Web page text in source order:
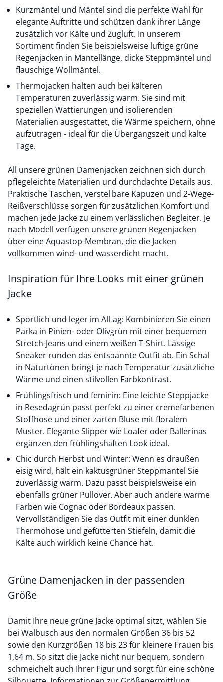
Kurzmäntel und Mäntel sind die perfekte Wahl für
elegante Auftritte und schützen dank ihrer Länge
zusätzlich vor Kälte und Zugluft. In unserem
Sortiment finden Sie beispielsweise luftige grüne
Regenjacken in Mantellänge, dicke Steppmäntel und
flauschige Wollmäntel.
Thermojacken halten auch bei kälteren
Temperaturen zuverlässig warm. Sie sind mit
speziellen Wattierungen und isolierenden
Materialien ausgestattet, die Wärme speichern, ohne
aufzutragen - ideal für die Übergangszeit und kalte
Tage.
All unsere grünen Damenjacken zeichnen sich durch
pflegeleichte Materialien und durchdachte Details aus.
Praktische Taschen, verstellbare Kapuzen und 2-Wege-
Reißverschlüsse sorgen für zusätzlichen Komfort und
machen jede Jacke zu einem verlässlichen Begleiter. Je
nach Modell verfügen unsere grünen Regenjacken
über eine Aquastop-Membran, die die Jacken
vollkommen wind- und wasserdicht macht.
Inspiration für Ihre Looks mit einer grünen
Jacke
Sportlich und leger im Alltag: Kombinieren Sie einen
Parka in Pinien- oder Olivgrün mit einer bequemen
Stretch-Jeans und einem weißen T-Shirt. Lässige
Sneaker runden das entspannte Outfit ab. Ein Schal
in Naturtönen bringt je nach Temperatur zusätzliche
Wärme und einen stilvollen Farbkontrast.
Frühlingsfrisch und feminin: Eine leichte Steppjacke
in Resedagrün passt perfekt zu einer cremefarbenen
Stoffhose und einer zarten Bluse mit floralem
Muster. Elegante Slipper wie Loafer oder Ballerinas
ergänzen den frühlingshaften Look ideal.
Chic durch Herbst und Winter: Wenn es draußen
eisig wird, hält ein kaktusgrüner Steppmantel Sie
zuverlässig warm. Dazu passt beispielsweise ein
ebenfalls grüner Pullover. Aber auch andere warme
Farben wie Cognac oder Bordeaux passen.
Vervollständigen Sie das Outfit mit einer dunklen
Thermohose und gefütterten Stiefeln, damit die
Kälte auch wirklich keine Chance hat.
Grüne Damenjacken in der passenden
Größe
Damit Ihre neue grüne Jacke optimal sitzt, wählen Sie
bei Walbusch aus den normalen Größen 36 bis 52
sowie den Kurzgrößen 18 bis 23 für kleinere Frauen bis
1,64 m. So sitzt die Jacke nicht nur bequem, sondern
schmeichelt auch Ihrer Figur und sorgt für eine schöne